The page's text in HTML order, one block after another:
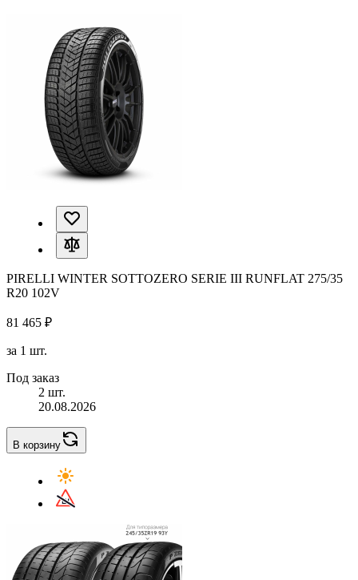
PIRELLI WINTER SOTTOZERO SERIE III RUNFLAT 275/35
R20 102V
81 465 ₽
за 1 шт.
Под заказ
2 шт.
20.08.2026
В корзину